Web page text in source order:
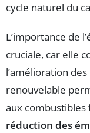
cycle naturel du
L’importance de l’
cruciale, car elle
l’amélioration
renouvelable
aux combustibles
réduction des